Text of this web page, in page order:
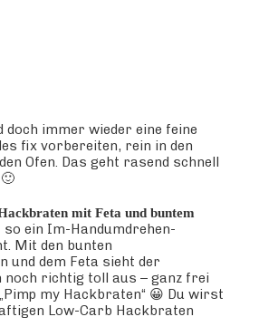
doch immer wieder eine feine
fix vorbereiten, rein in den
Ofen. Das geht rasend schnell
mit Feta und buntem
so ein Im-Handumdrehen-
Mit den bunten
und dem Feta sieht der
noch richtig toll aus – ganz frei
my Hackbraten“ 😀 Du wirst
Low-Carb Hackbraten